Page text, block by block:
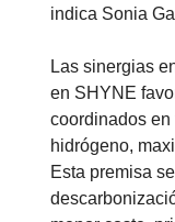
indica Sonia
Las sinergias
en SHYNE
coordinados en
hidrógeno,
Esta premisa